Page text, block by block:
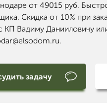
от 49015 руб.
Скидка от 10% при
КП Вадиму Данииловичу
задачу